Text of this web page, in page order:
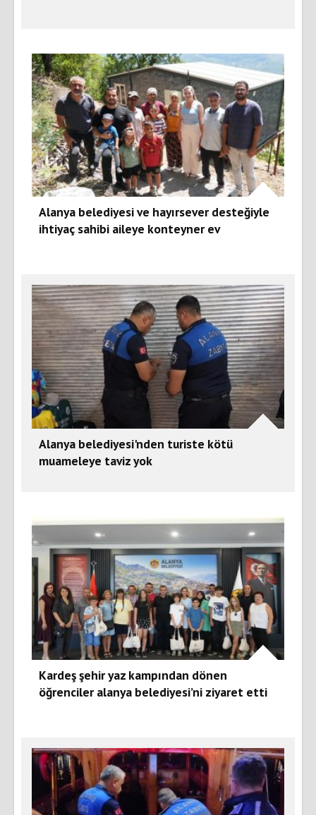
Alanya belediyesi ve hayırsever desteğiyle
ihtiyaç sahibi aileye konteyner ev
Alanya belediyesi'nden turiste kötü
muameleye taviz yok
Kardeş şehir yaz kampından dönen
öğrenciler alanya belediyesi’ni ziyaret etti